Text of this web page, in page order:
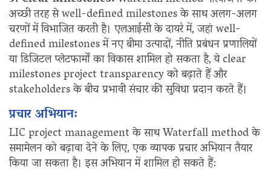
अच्छी तरह से well-defined milestones के साथ अलग-अलग
चरणों में विभाजित करती है। एलआईसी के दायरे में, जहां well-
defined milestones में नए बीमा उत्पादों, नीति प्रबंधन प्रणालियों
या डिजिटल प्लेटफार्मों का विकास शामिल हो सकता है, ये clear
milestones project transparency को बढ़ाते हैं और
stakeholders के बीच प्रभावी संचार की सुविधा प्रदान करते हैं।
प्रचार अभियान:
LIC project management के साथ Waterfall method के
समामेलन को बढ़ावा देने के लिए, एक व्यापक प्रचार अभियान तैयार
किया जा सकता है। इस अभियान में शामिल हो सकते हैं: